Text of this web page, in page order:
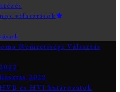
választások
Nemzetiségi Választás
2022
és HVI határozatok